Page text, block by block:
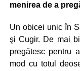
menirea de a
Un obicei unic în
şi Cugir. De mai
pregătesc pentru
mod cu totul